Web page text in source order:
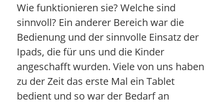
Wie funktionieren sie? Welche sind
sinnvoll? Ein anderer Bereich war die
Bedienung und der sinnvolle Einsatz der
Ipads, die für uns und die Kinder
angeschafft wurden. Viele von uns haben
zu der Zeit das erste Mal ein Tablet
bedient und so war der Bedarf an